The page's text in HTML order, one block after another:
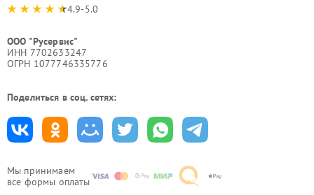
Мы принимаем
все формы оплаты
4.9-5.0
ООО "Русервис"
ИНН 7702633247
ОГРН 1077746335776
Поделиться в соц. сетях: